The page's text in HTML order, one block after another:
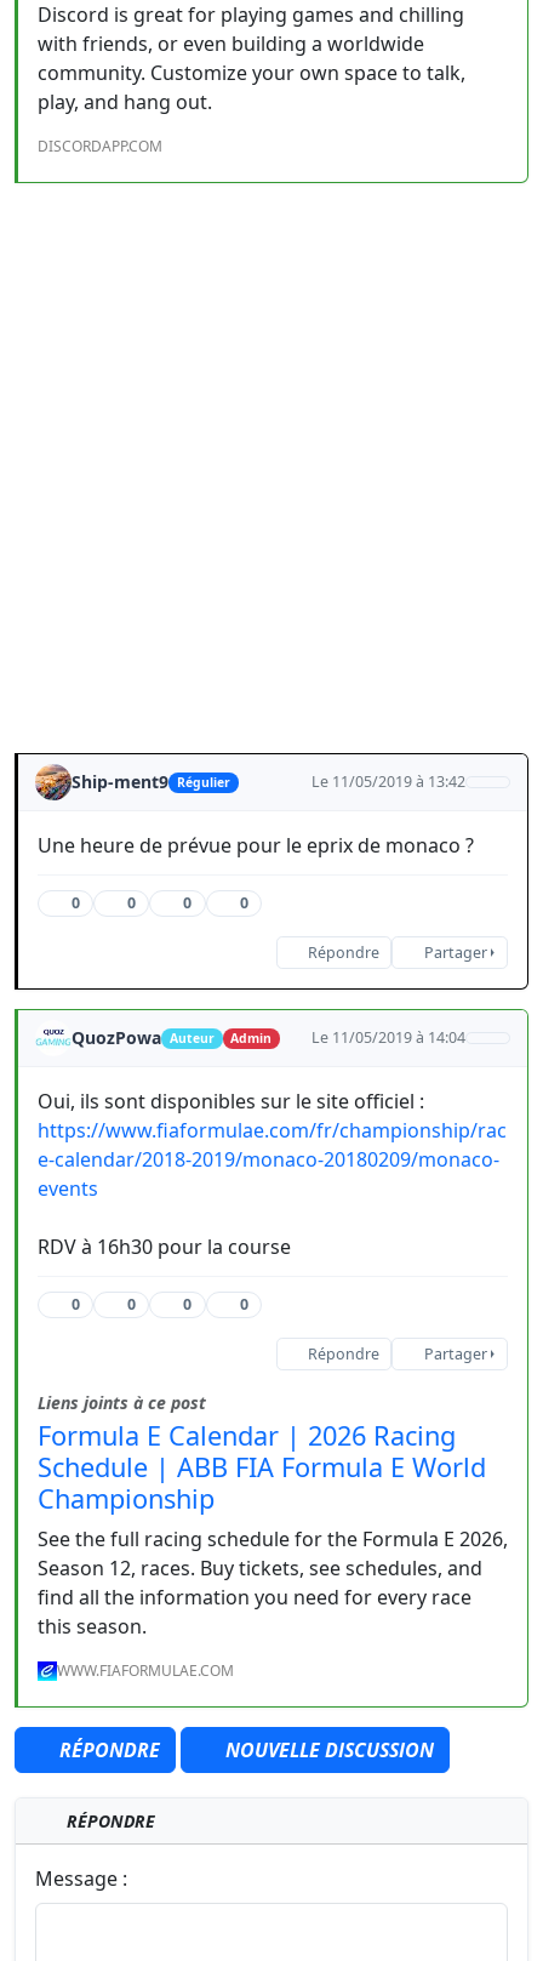
Discord is great for playing games and chilling
with friends, or even building a worldwide
community. Customize your own space to talk,
play, and hang out.
DISCORDAPP.COM
Ship-ment9 Régulier Le 11/05/2019 à 13:42
Une heure de prévue pour le eprix de monaco ?
0 0 0 0
Répondre Partager
QuozPowa Auteur Admin Le 11/05/2019 à 14:04
Oui, ils sont disponibles sur le site officiel :
https://www.fiaformulae.com/fr/championship/rac
e-calendar/2018-2019/monaco-20180209/monaco-
events
RDV à 16h30 pour la course
0 0 0 0
Répondre Partager
Liens joints à ce post
Formula E Calendar | 2026 Racing
Schedule | ABB FIA Formula E World
Championship
See the full racing schedule for the Formula E 2026,
Season 12, races. Buy tickets, see schedules, and
find all the information you need for every race
this season.
WWW.FIAFORMULAE.COM
RÉPONDRE NOUVELLE DISCUSSION
RÉPONDRE
Message :